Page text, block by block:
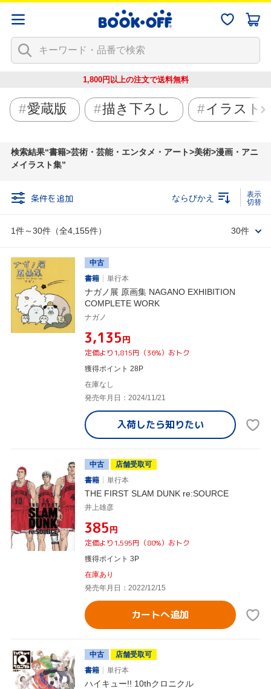
1,800円以上の注文で送料無料
愛蔵版 描き下ろし イラスト
検索結果 書籍>芸術・芸能・エンタメ・アート>美術>漫画・アニ
メイラスト集
条件を追加
1件～30件（全4,155件）
ならびかえ
30件
中古
書籍
単行本
ナガノ展 原画集 NAGANO EXHIBITION
COMPLETE WORK
ナガノ
¥3,135円
定価より1,815円（36%）おトク
獲得ポイント 28P
在庫なし
発売年月日：2024/11/21
入荷したら知りたい
中古
店舗受取可
書籍
単行本
THE FIRST SLAM DUNK re:SOURCE
井上雄彦
¥385円
定価より1,595円（80%）おトク
獲得ポイント 3P
在庫あり
発売年月日：2022/12/15
カートへ追加
中古
店舗受取可
書籍
単行本
ハイキュー!! 10thクロニクル